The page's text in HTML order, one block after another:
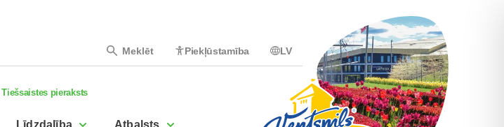
Meklēt Piekļūstamība LV
Tiešsaistes pieraksts
Līdzdalība Atbalsts